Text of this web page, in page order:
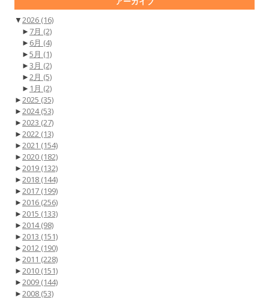
▼2026 (16)
► 7月 (2)
► 6月 (4)
►5月 (1)
►3月 (2)
►2月 (5)
► 1月 (2)
►2025 (35)
►2024(53)
►2023 (27)
►2022 (13)
►2021 (154)
►2020 (182)
►2019 (132)
►2018 (144)
►2017 (199)
►2016 (256)
►2015 (133)
►2014(98)
►2013 (151)
►2012 (190)
►2011 (228)
►2010 (151)
►2009 (144)
►2008 (53)